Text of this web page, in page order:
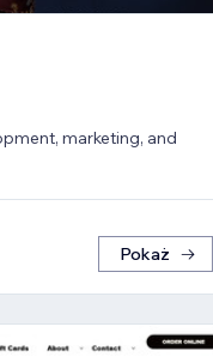
marketing, and
Pokaż